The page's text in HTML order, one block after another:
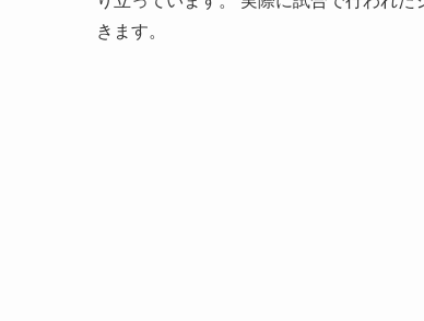
きます。